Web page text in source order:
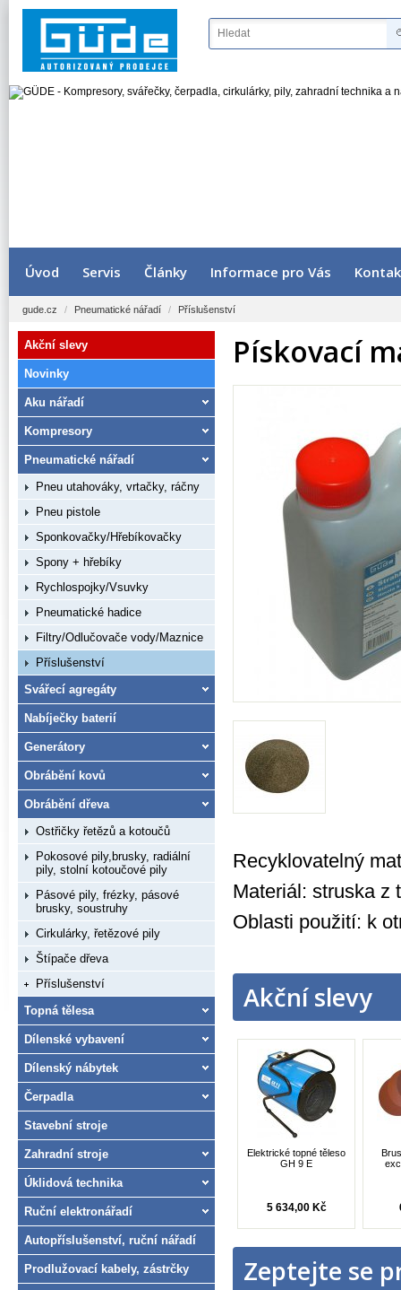
Úvod Servis Články Informace pro Vás
gude.cz / Pneumatické nářadí / Příslušenství
Pískovací
Recyklovatelný
Materiál: struska z
Oblasti použití: k
Akční slevy
Elektrické topné těleso
GH 9 E
5 634,00 Kč
Zeptejte se
Akční slevy
Novinky
Aku nářadí
Kompresory
Pneumatické nářadí
Pneu utahováky, vrtačky, ráčny
Pneu pistole
Sponkovačky/Hřebíkovačky
Spony + hřebíky
Rychlospojky/Vsuvky
Pneumatické hadice
Filtry/Odlučovače vody/Maznice
Příslušenství
Svářecí agregáty
Nabíječky baterií
Generátory
Obrábění kovů
Obrábění dřeva
Ostřičky řetězů a kotoučů
Pokosové pily,brusky, radiální
pily, stolní kotoučové pily
Pásové pily, frézky, pásové
brusky, soustruhy
Cirkulárky, řetězové pily
Štípače dřeva
Příslušenství
Topná tělesa
Dílenské vybavení
Dílenský nábytek
Čerpadla
Stavební stroje
Zahradní stroje
Úklidová technika
Ruční elektronářadí
Autopříslušenství, ruční nářadí
Prodlužovací kabely, zástrčky